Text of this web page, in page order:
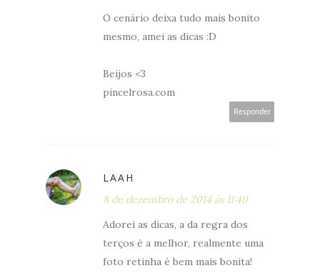
O cenário deixa tudo mais bonito
mesmo, amei as dicas :D
Beijos <3
pincelrosa.com
Responder
LAAH
8 de dezembro de 2014 às 11:40
Adorei as dicas, a da regra dos
terços é a melhor, realmente uma
foto retinha é bem mais bonita!